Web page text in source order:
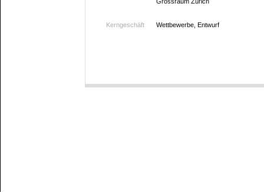
Kerngeschäft Wettbewerbe, Entwurf